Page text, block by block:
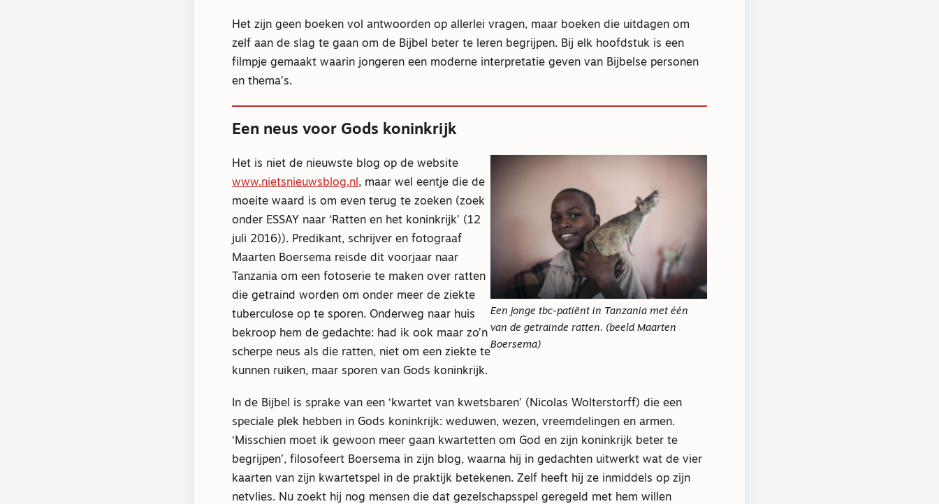
Het zijn geen boeken vol antwoorden op allerlei vragen, maar boeken die uitdagen om
zelf aan de slag te gaan om de Bijbel beter te leren begrijpen. Bij elk hoofdstuk is een
filmpje gemaakt waarin jongeren een moderne interpretatie geven van Bijbelse personen
en thema’s.
Een neus voor Gods koninkrijk
Een jonge tbc-patiënt in Tanzania met één
van de getrainde ratten. (beeld Maarten
Boersema)
Het is niet de nieuwste blog op de website
www.nietsnieuwsblog.nl , maar wel eentje die de
moeite waard is om even terug te zoeken (zoek
onder ESSAY naar ‘Ratten en het koninkrijk’ (12
juli 2016)). Predikant, schrijver en fotograaf
Maarten Boersema reisde dit voorjaar naar
Tanzania om een fotoserie te maken over ratten
die getraind worden om onder meer de ziekte
tuberculose op te sporen. Onderweg naar huis
bekroop hem de gedachte: had ik ook maar zo’n
scherpe neus als die ratten, niet om een ziekte te
kunnen ruiken, maar sporen van Gods koninkrijk.
In de Bijbel is sprake van een ‘kwartet van kwetsbaren’ (Nicolas Wolterstorff) die een
speciale plek hebben in Gods koninkrijk: weduwen, wezen, vreemdelingen en armen.
‘Misschien moet ik gewoon meer gaan kwartetten om God en zijn koninkrijk beter te
begrijpen’, filosofeert Boersema in zijn blog, waarna hij in gedachten uitwerkt wat de vier
kaarten van zijn kwartetspel in de praktijk betekenen. Zelf heeft hij ze inmiddels op zijn
netvlies. Nu zoekt hij nog mensen die dat gezelschapsspel geregeld met hem willen